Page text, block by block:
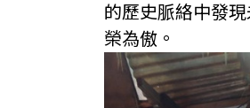
的歷史脈絡中發
榮為傲。